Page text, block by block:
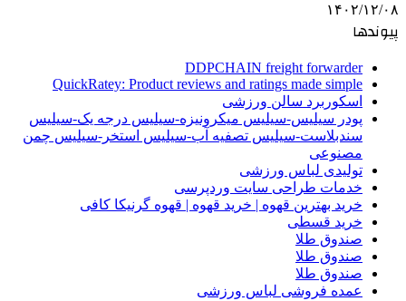
۱۴۰۲/۱۲/۰۸
پیوندها
DDPCHAIN freight forwarder
QuickRatey: Product reviews and ratings made simple
اسکوربرد سالن ورزشی
پودر سیلیس-سیلیس میکرونیزه-سیلیس درجه یک-سیلیس
سندبلاست-سیلیس تصفیه آب-سیلیس استخر-سیلیس چمن
مصنوعی
تولیدی لباس ورزشی
خدمات طراحی سایت وردپرسی
خرید بهترین قهوه | خرید قهوه | قهوه گرنیکا کافی
خرید قسطی
صندوق طلا
صندوق طلا
صندوق طلا
عمده فروشی لباس ورزشی